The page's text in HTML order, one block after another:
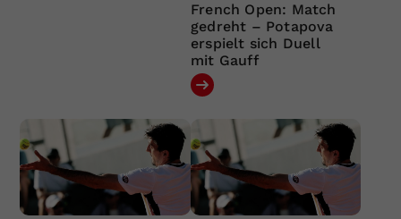
French Open: Match
gedreht – Potapova
erspielt sich Duell
mit Gauff